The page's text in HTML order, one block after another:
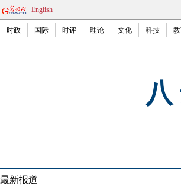
English
时政 国际 时评 理论 文化 科技
最新报道